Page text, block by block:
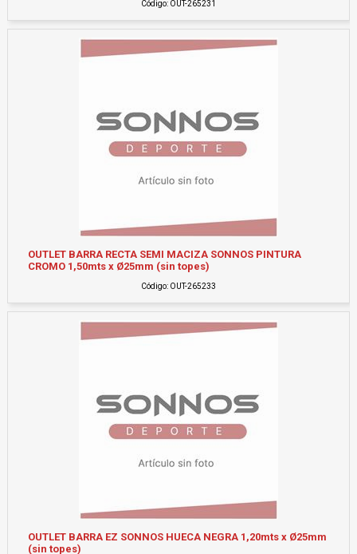
Código: OUT-265231
OUTLET BARRA RECTA SEMI MACIZA SONNOS PINTURA
CROMO 1,50mts x Ø25mm (sin topes)
Código: OUT-265233
OUTLET BARRA EZ SONNOS HUECA NEGRA 1,20mts x Ø25mm
(sin topes)